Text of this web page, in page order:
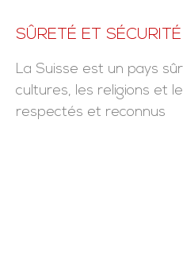
SÛRETÉ ET SÉCURITÉ
La Suisse est un pays
cultures, les religions et
respectés et reconnus